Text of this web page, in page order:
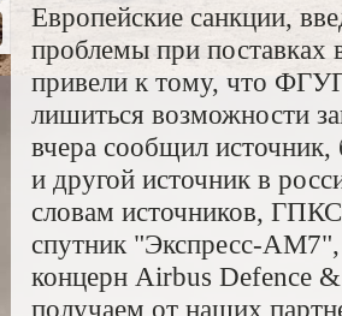
Европейские санкции,
проблемы при поставках
привели к тому, что
лишиться возможности
вчера сообщил
и другой источник в
словам источников,
спутник "Экспресс-
концерн Airbus Defence
получаем от наших